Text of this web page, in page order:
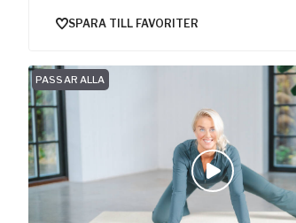
SPARA TILL FAVORITER
PASSAR ALLA